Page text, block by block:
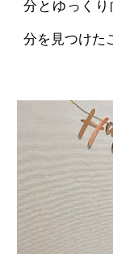
分とゆっく
分を見つけた